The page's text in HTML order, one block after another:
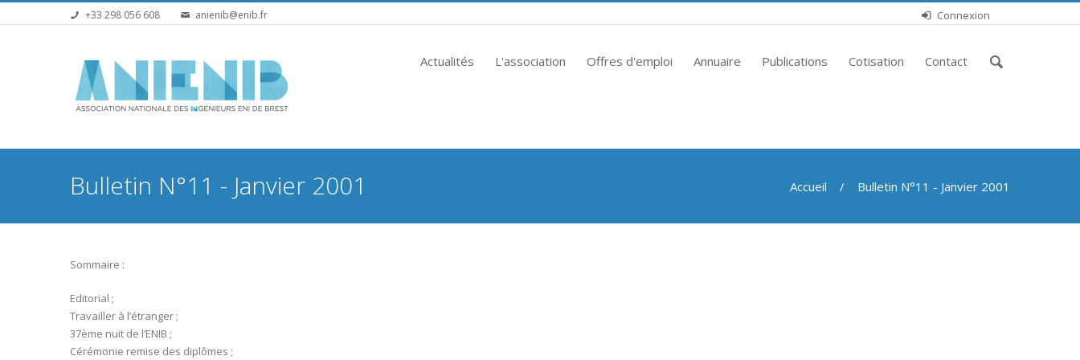
Aller au contenu principal+33 298 056 608 anienib@enib.fr Connexion
Actualités L'association Offres d'emploi Annuaire Publications Cotisation Contact
Saisissez
vos
Bulletin N°11 - Janvier 2001 Accueil / Bulletin N°11 - Janvier 2001
Sommaire :
Editorial ;
Travailler à l’étranger ;
37ème nuit de l’ENIB ;
Cérémonie remise des diplômes ;